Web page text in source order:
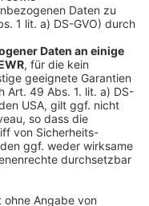
im neuen
abrufbar
- wie zum Beispiel
zu
Gebauer ein. Das